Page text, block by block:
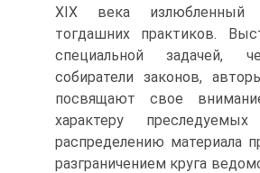
XIX века излюбленный
тогдашних практиков.
специальной задачей,
собиратели законов,
посвящают свое
характеру
распределению материала
разграничением круга